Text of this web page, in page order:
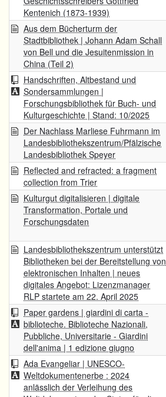
Kentenich (1873-1939)
Aus dem Bücherturm der
Stadtbibliothek | Johann Adam Schall
von Bell und die Jesuitenmission in
China (Teil 2)
Handschriften, Altbestand und
Sondersammlungen |
Forschungsbibliothek für Buch- und
Kulturgeschichte | Stand: 10/2025
Der Nachlass Marliese Fuhrmann im
Landesbibliothekszentrum/Pfälzische
Landesbibliothek Speyer
Reflected and refracted: a fragment
collection from Trier
Kulturgut digitalisieren | digitale
Transformation, Portale und
Forschungsdaten
Landesbibliothekszentrum unterstützt
Bibliotheken bei der Bereitstellung von
elektronischen Inhalten | neues
digitales Angebot: Lizenzmanager
RLP startete am 22. April 2025
Paper gardens | giardini di carta -
biblioteche. Biblioteche Nazionali,
Pubbliche, Universitarie - Giardini
dell'anima | 1 edizione giugno
Ada Evangeliar | UNESCO-
Weltdokumentenerbe : 2024
anlässlich der Verleihung des